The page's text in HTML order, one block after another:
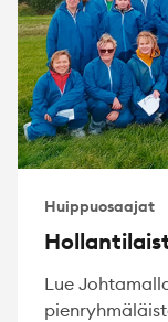
Huippuosaajat
Lue